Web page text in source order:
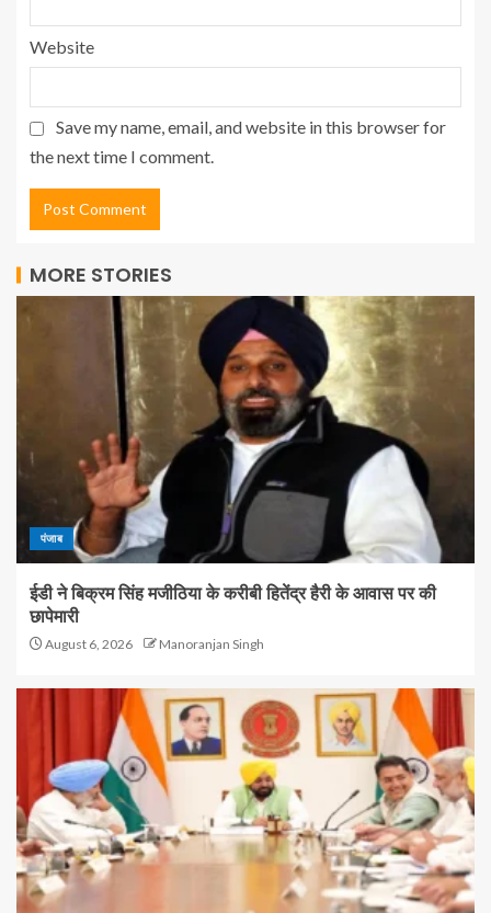
Website
Save my name, email, and website in this browser for
the next time I comment.
MORE STORIES
पंजाब
ईडी ने बिक्रम सिंह मजीठिया के करीबी हितेंद्र हैरी के आवास पर की
छापेमारी
August 6, 2026 Manoranjan Singh